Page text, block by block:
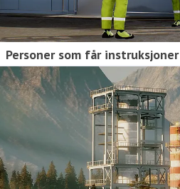
Personer som får instruksjoner